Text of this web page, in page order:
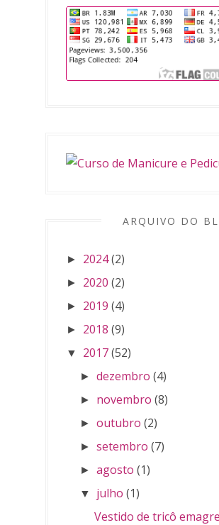
ARQUIVO DO
► 2024(2)
► 2020 (2)
► 2019 (4)
► 2018 (9)
▼ 2017(52)
►dezembro (4)
► novembro (8)
►outubro (2)
►setembro (7)
►agosto (1)
▼ julho (1)
Vestido de tricô